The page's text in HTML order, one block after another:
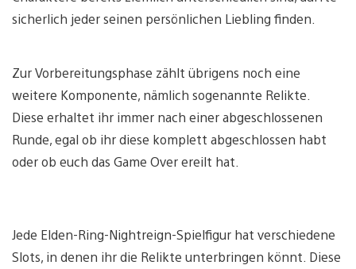
sicherlich jeder seinen persönlichen Liebling finden.
Zur Vorbereitungsphase zählt übrigens noch eine
weitere Komponente, nämlich sogenannte Relikte.
Diese erhaltet ihr immer nach einer abgeschlossenen
Runde, egal ob ihr diese komplett abgeschlossen habt
oder ob euch das Game Over ereilt hat.
Jede Elden-Ring-Nightreign-Spielfigur hat verschiedene
Slots, in denen ihr die Relikte unterbringen könnt. Diese